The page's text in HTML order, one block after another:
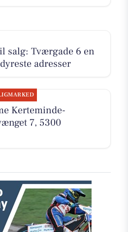
salg: Tværgade 6 en
adresser
Kerteminde-
7, 5300